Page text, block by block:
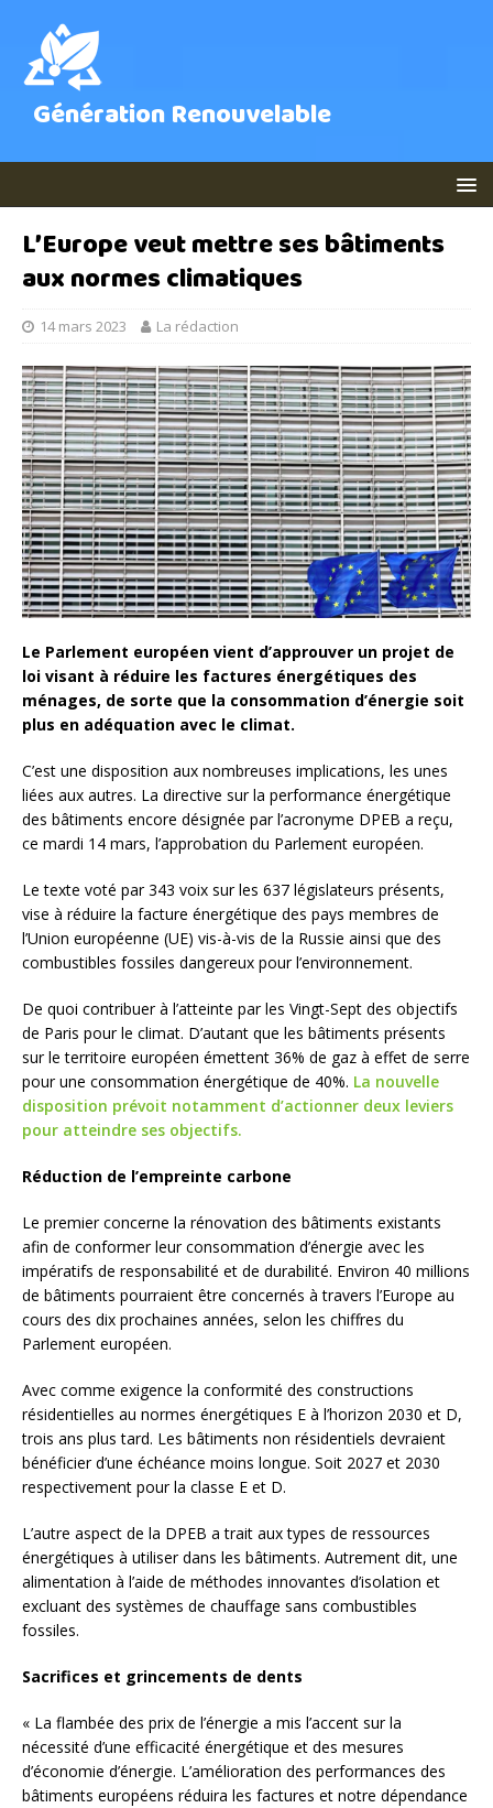
Génération Renouvelable
L’Europe veut mettre ses bâtiments
aux normes climatiques
14 mars 2023 La rédaction
Le Parlement européen vient d’approuver un projet de
loi visant à réduire les factures énergétiques des
ménages, de sorte que la consommation d’énergie soit
plus en adéquation avec le climat.
C’est une disposition aux nombreuses implications, les unes
liées aux autres. La directive sur la performance énergétique
des bâtiments encore désignée par l’acronyme DPEB a reçu,
ce mardi 14 mars, l’approbation du Parlement européen.
Le texte voté par 343 voix sur les 637 législateurs présents,
vise à réduire la facture énergétique des pays membres de
l’Union européenne (UE) vis-à-vis de la Russie ainsi que des
combustibles fossiles dangereux pour l’environnement.
De quoi contribuer à l’atteinte par les Vingt-Sept des objectifs
de Paris pour le climat. D’autant que les bâtiments présents
sur le territoire européen émettent 36% de gaz à effet de serre
pour une consommation énergétique de 40%. La nouvelle
disposition prévoit notamment d’actionner deux leviers
pour atteindre ses objectifs.
Réduction de l’empreinte carbone
Le premier concerne la rénovation des bâtiments existants
afin de conformer leur consommation d’énergie avec les
impératifs de responsabilité et de durabilité. Environ 40 millions
de bâtiments pourraient être concernés à travers l’Europe au
cours des dix prochaines années, selon les chiffres du
Parlement européen.
Avec comme exigence la conformité des constructions
résidentielles au normes énergétiques E à l’horizon 2030 et D,
trois ans plus tard. Les bâtiments non résidentiels devraient
bénéficier d’une échéance moins longue. Soit 2027 et 2030
respectivement pour la classe E et D.
L’autre aspect de la DPEB a trait aux types de ressources
énergétiques à utiliser dans les bâtiments. Autrement dit, une
alimentation à l’aide de méthodes innovantes d’isolation et
excluant des systèmes de chauffage sans combustibles
fossiles.
Sacrifices et grincements de dents
« La flambée des prix de l’énergie a mis l’accent sur la
nécessité d’une efficacité énergétique et des mesures
d’économie d’énergie. L’amélioration des performances des
bâtiments européens réduira les factures et notre dépendance